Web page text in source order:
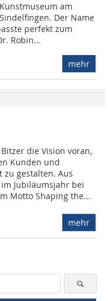
am
Der Name
perfekt zum
Robin...
mehr
die Vision voran,
Kunden und
zu gestalten. Aus
Jubiläumsjahr bei
Motto Shaping the...
mehr